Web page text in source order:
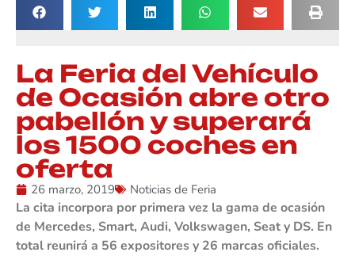
La Feria del Vehículo
de Ocasión abre otro
pabellón y superará
los 1500 coches en
oferta
26 marzo, 2019 Noticias de Feria
La cita incorpora por primera vez la gama de ocasión
de Mercedes, Smart, Audi, Volkswagen, Seat y DS. En
total reunirá a 56 expositores y 26 marcas oficiales.